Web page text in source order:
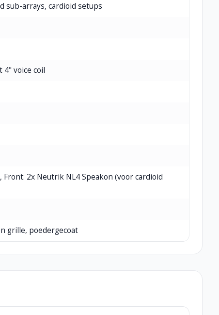
sub-arrays, cardioid setups
4" voice coil
Front: 2x Neutrik NL4 Speakon (voor cardioid
grille, poedergecoat